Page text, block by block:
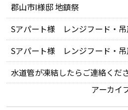
郡山市I様邸 地鎮祭
Sアパート様 レンジフード・吊
Sアパート様 レンジフード・
水道管が凍結したらご連絡くだ
アーカイ